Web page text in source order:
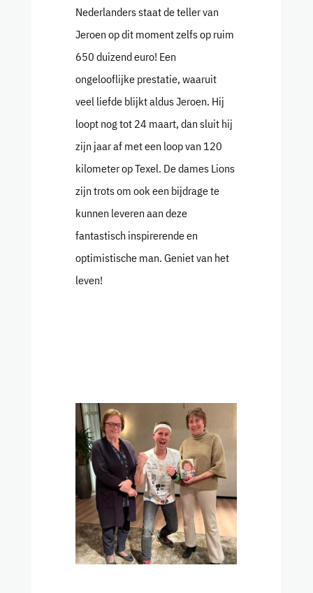
Nederlanders staat de teller van
Jeroen op dit moment zelfs op ruim
650 duizend euro! Een
ongelooflijke prestatie, waaruit
veel liefde blijkt aldus Jeroen. Hij
loopt nog tot 24 maart, dan sluit hij
zijn jaar af met een loop van 120
kilometer op Texel. De dames Lions
zijn trots om ook een bijdrage te
kunnen leveren aan deze
fantastisch inspirerende en
optimistische man. Geniet van het
leven!